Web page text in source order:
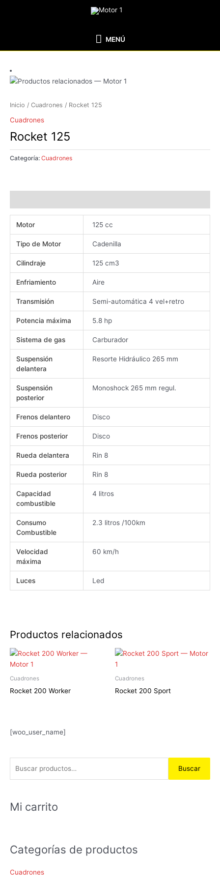
MENÚ
MENÚ
[woo_user_name]
B
s
p
:
Buscar
Mi carrito
Categorías de productos
Cuadrones
Inicio / Cuadrones / Rocket 125
Cuadrones
Rocket 125
Categoría: Cuadrones
Motor 125 cc
Tipo de Motor Cadenilla
Cilindraje 125 cm3
Enfriamiento Aire
Transmisión Semi-automática 4 vel+retro
Potencia máxima 5.8 hp
Sistema de gas Carburador
Suspensión
delantera
Resorte Hidráulico 265 mm
Suspensión
posterior
Monoshock 265 mm regul.
Frenos delantero Disco
Frenos posterior Disco
Rueda delantera Rin 8
Rueda posterior Rin 8
Capacidad
combustible
4 litros
Consumo
Combustible
2.3 litros /100km
Velocidad
máxima
60 km/h
Luces Led
Productos relacionados
Cuadrones
Rocket 200 Worker
Cuadrones
Rocket 200 Sport